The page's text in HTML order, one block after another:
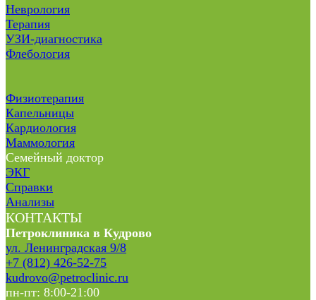
Неврология
Терапия
УЗИ-диагностика
Флебология
Физиотерапия
Капельницы
Кардиология
Маммология
Семейный доктор
ЭКГ
Справки
Анализы
КОНТАКТЫ
Петроклиника в Кудрово
ул. Ленинградская 9/8
+7 (812) 426-52-75
kudrovo@petroclinic.ru
пн-пт: 8:00-21:00